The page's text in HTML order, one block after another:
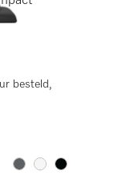
besteld,
Kleur:Kleur:Kleur: